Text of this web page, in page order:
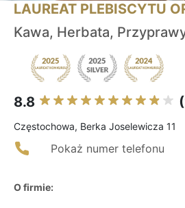
LAUREAT PLEBISCYTU
Kawa, Herbata,
8.8
Częstochowa, Berka Joselewicza 11
Pokaż numer telefonu
O firmie: